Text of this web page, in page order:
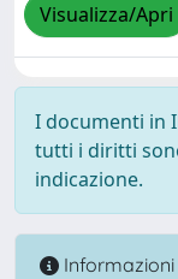
Visualizza/Apri
I documenti in
tutti i diritti
indicazione.
Informazioni